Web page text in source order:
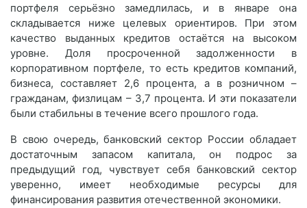
портфеля серьёзно замедлилась, и в январе она
складывается ниже целевых ориентиров. При этом
качество выданных кредитов остаётся на высоком
уровне. Доля просроченной задолженности в
корпоративном портфеле, то есть кредитов компаний,
бизнеса, составляет 2,6 процента, а в розничном –
гражданам, физлицам – 3,7 процента. И эти показатели
были стабильны в течение всего прошлого года.
В свою очередь, банковский сектор России обладает
достаточным запасом капитала, он подрос за
предыдущий год, чувствует себя банковский сектор
уверенно, имеет необходимые ресурсы для
финансирования развития отечественной экономики.